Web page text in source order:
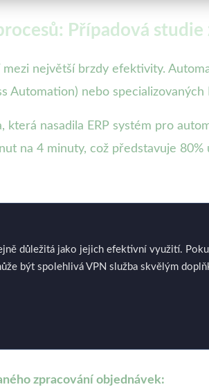
Případová studie
mezi největší brzdy efektivity.
Automation) nebo
nasadila ERP systém pro
na 4 minuty, což představuje
důležitá jako jejich efektivní využití.
být spolehlivá VPN služba skvělým
zpracování objednávek: